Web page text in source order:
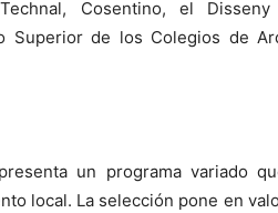
Cosentino, el
Superior de los Colegios de
un programa variado
local. La selección pone en